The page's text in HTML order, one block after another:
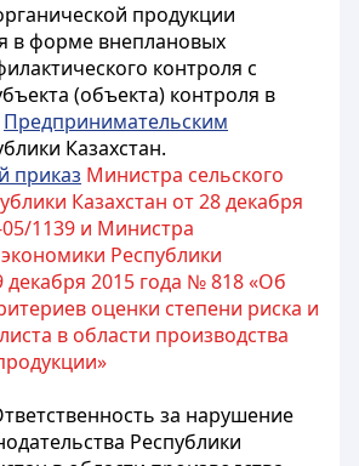
продукции
в форме внеплановых
контроля с
(объекта) контроля в
Предпринимательским
Казахстан.
приказ Министра сельского
Казахстан от 28 декабря
1139 и Министра
Республики
декабря 2015 года № 818 «Об
оценки степени риска и
в области производства
за нарушение
Республики